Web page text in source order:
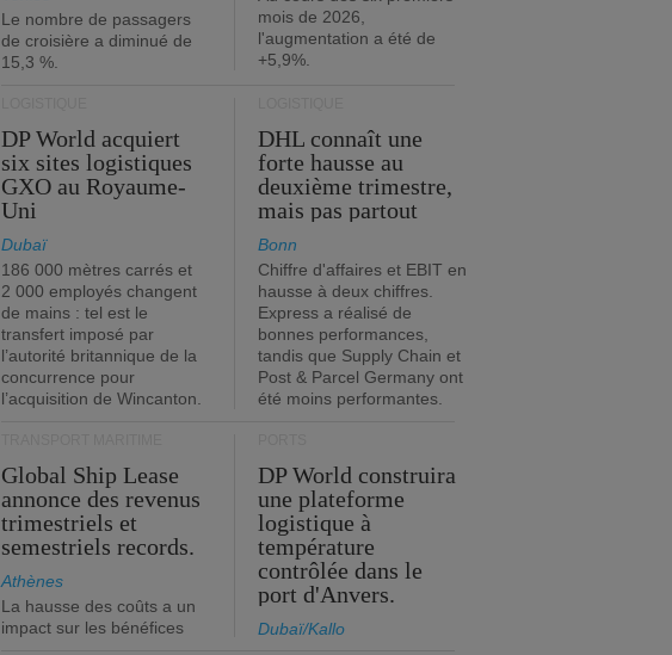
Le nombre de passagers
de croisière a diminué de
15,3 %.
mois de 2026,
l'augmentation a été de
+5,9%.
DP World acquiert
six sites logistiques
GXO au Royaume-
Uni
Dubaï
186 000 mètres carrés et
2 000 employés changent
de mains : tel est le
transfert imposé par
l’autorité britannique de la
concurrence pour
l’acquisition de Wincanton.
DHL connaît une
forte hausse au
deuxième trimestre,
mais pas partout
Bonn
Chiffre d'affaires et EBIT en
hausse à deux chiffres.
Express a réalisé de
bonnes performances,
tandis que Supply Chain et
Post & Parcel Germany ont
été moins performantes.
Global Ship Lease
annonce des revenus
trimestriels et
semestriels records.
Athènes
La hausse des coûts a un
impact sur les bénéfices
DP World construira
une plateforme
logistique à
température
contrôlée dans le
port d'Anvers.
Dubaï/Kallo